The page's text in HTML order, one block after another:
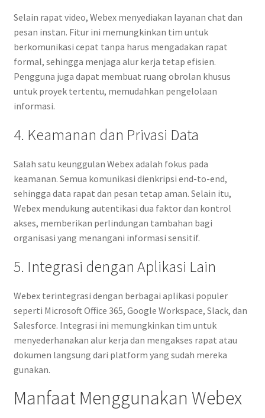
Selain rapat video, Webex menyediakan layanan chat dan
pesan instan. Fitur ini memungkinkan tim untuk
berkomunikasi cepat tanpa harus mengadakan rapat
formal, sehingga menjaga alur kerja tetap efisien.
Pengguna juga dapat membuat ruang obrolan khusus
untuk proyek tertentu, memudahkan pengelolaan
informasi.
4. Keamanan dan Privasi Data
Salah satu keunggulan Webex adalah fokus pada
keamanan. Semua komunikasi dienkripsi end-to-end,
sehingga data rapat dan pesan tetap aman. Selain itu,
Webex mendukung autentikasi dua faktor dan kontrol
akses, memberikan perlindungan tambahan bagi
organisasi yang menangani informasi sensitif.
5. Integrasi dengan Aplikasi Lain
Webex terintegrasi dengan berbagai aplikasi populer
seperti Microsoft Office 365, Google Workspace, Slack, dan
Salesforce. Integrasi ini memungkinkan tim untuk
menyederhanakan alur kerja dan mengakses rapat atau
dokumen langsung dari platform yang sudah mereka
gunakan.
Manfaat Menggunakan Webex